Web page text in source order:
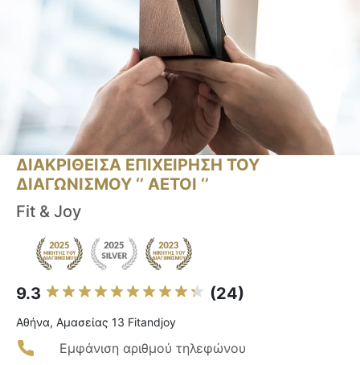
ΔΙΑΚΡΙΘΕΙΣΑ ΕΠΙΧΕΙΡΗΣΗ ΤΟΥ
ΔΙΑΓΩΝΙΣΜΟΥ ‘’ ΑΕΤΟΙ ‘’
Fit & Joy
9.3 (24)
Αθήνα, Αμασείας 13 Fitandjoy
Εμφάνιση αριθμού τηλεφώνου